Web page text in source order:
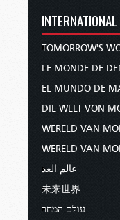
INTERNATIONAL
TOMORROW'S
LE MONDE DE
EL MUNDO DE
DIE WELT VON
WERELD VAN
WERELD VAN
عالم الغد
未来世界
עולם המחר